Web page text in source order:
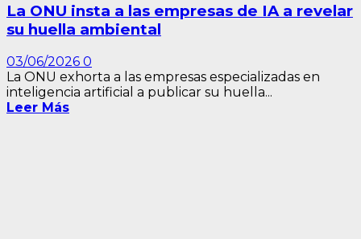
La ONU insta a las empresas de IA a revelar
su huella ambiental
03/06/2026 0
La ONU exhorta a las empresas especializadas en
inteligencia artificial a publicar su huella...
Leer Más